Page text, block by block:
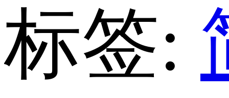
标签: